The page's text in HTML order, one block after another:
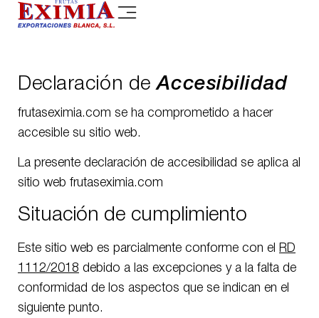
Declaración deAccesibilidad
frutaseximia.com se ha comprometido a hacer
accesible su sitio web.
La presente declaración de accesibilidad se aplica al
sitio web frutaseximia.com
Situación de cumplimiento
Este sitio web es parcialmente conforme con el
RD
1112/2018 debido a las excepciones y a la falta de
conformidad de los aspectos que se indican en el
siguiente punto.